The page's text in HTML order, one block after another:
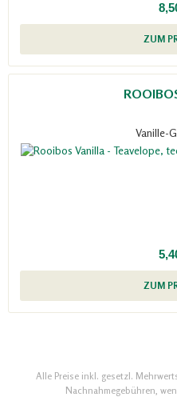
ZUM
Vanille-
ZUM
Alle Preise inkl. gesetzl.
Nachnahmegebühren,